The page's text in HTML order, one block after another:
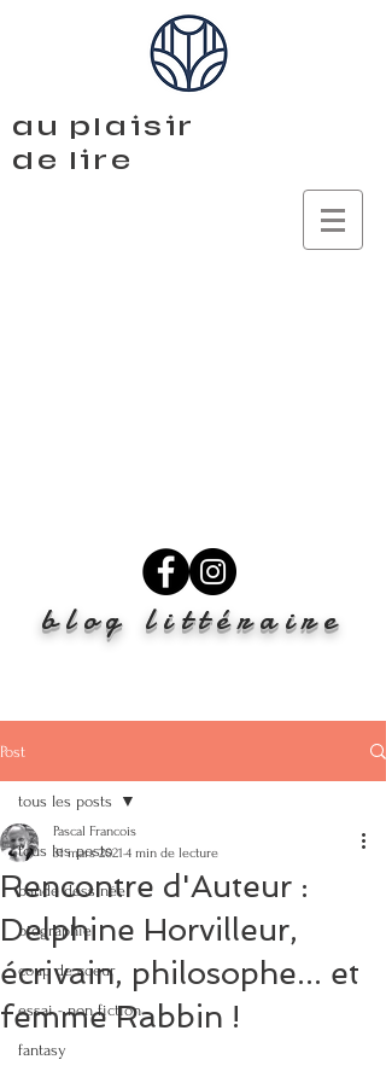
au plaisir
de lire
blog littéraire
Post
tous les posts
bande dessinée
biographie
coup de coeur
essai - non fiction
fantasy
tous les posts
Rencontre d'Auteur :
Delphine Horvilleur,
écrivain, philosophe... et
femme Rabbin !
Pascal Francois
31 mars 2021 4 min de lecture